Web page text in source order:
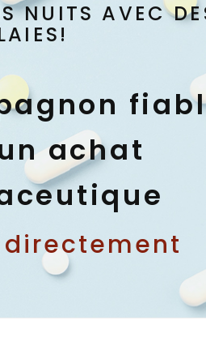
NUITS AVEC
achat